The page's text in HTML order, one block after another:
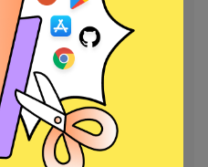
서 확인할 수 있습니다.
mobile/termsOfUseMobile.pdf
것을 만드세요!